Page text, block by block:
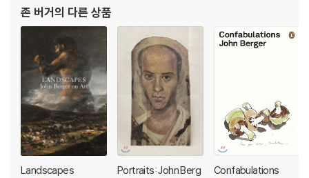
『모든것을 소중
존 버거의 다른 상품
Landscapes
Portraits: John Berg
Confabulations